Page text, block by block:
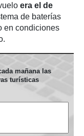
era el de
de baterías
en condiciones
mañana las
turísticas